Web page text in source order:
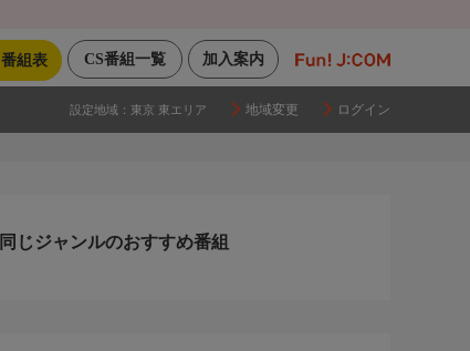
加入案内
CS番組一覧
番組表
設定地域： 東京 東エリア 地域変更 ログイン
同じジャンルのおすすめ番組